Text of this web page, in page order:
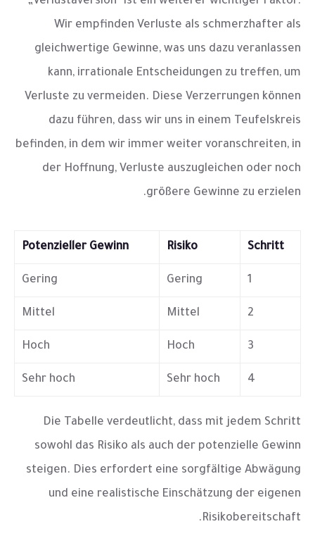
Wir empfinden Verluste als schmerzhafter als
gleichwertige Gewinne, was uns dazu veranlassen
kann, irrationale Entscheidungen zu treffen, um
Verluste zu vermeiden. Diese Verzerrungen können
dazu führen, dass wir uns in einem Teufelskreis
befinden, in dem wir immer weiter voranschreiten, in
der Hoffnung, Verluste auszugleichen oder noch
größere Gewinne zu erzielen.
Schritt
Risiko
Potenzieller Gewinn
1
Gering
Gering
2
Mittel
Mittel
3
Hoch
Hoch
4
Sehr hoch
Sehr hoch
Die Tabelle verdeutlicht, dass mit jedem Schritt
sowohl das Risiko als auch der potenzielle Gewinn
steigen. Dies erfordert eine sorgfältige Abwägung
und eine realistische Einschätzung der eigenen
Risikobereitschaft.